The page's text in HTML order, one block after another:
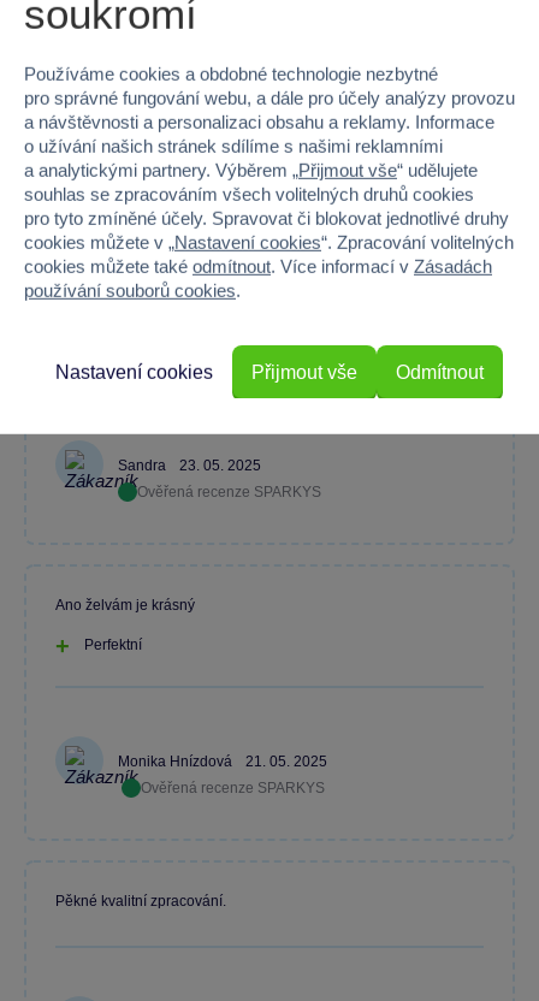
Jana Jungvirtová 20. 06. 2025
Ověřená recenze SPARKYS
Sandra
23. 05. 2025
Ověřená recenze SPARKYS
Krásný produkt, hezky vypadající. Splňuje co má. Dva sedaky
(nohy želvy) pro sezení mimo písek.
Velikosti pískoviště
je ideální.
kuse, takže se nerozpadá.
Monika Hnízdová
21. 05. 2025
Ověřená recenze SPARKYS
Ano želvám je krásný
Perfektní
Pěkné kvalitní zpracování.
soukromí
Používáme cookies a obdobné technologie nezbytné
pro správné fungování webu, a dále pro účely analýzy provozu
a návštěvnosti a personalizaci obsahu a reklamy. Informace
o užívání našich stránek sdílíme s našimi reklamními
a analytickými partnery. Výběrem „Přijmout vše“ udělujete
souhlas se zpracováním všech volitelných druhů cookies
pro tyto zmíněné účely. Spravovat či blokovat jednotlivé druhy
cookies můžete v „Nastavení cookies“. Zpracování volitelných
cookies můžete také odmítnout. Více informací v Zásadách
používání souborů cookies.
Odmítnout
Nastavení cookies Přijmout vše